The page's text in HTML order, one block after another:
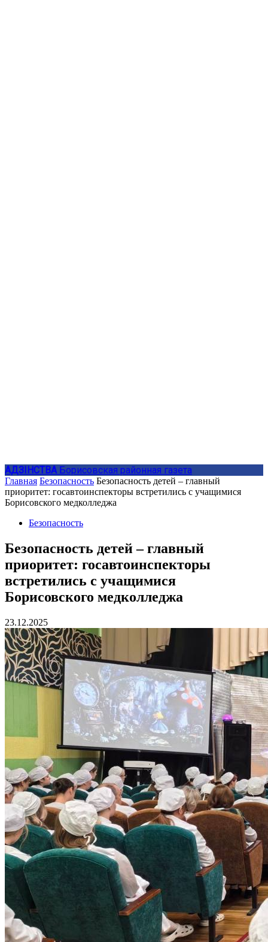
АДЗIНСТВА Борисовская районная газета
Главная Безопасность Безопасность детей – главный
приоритет: госавтоинспекторы встретились с учащимися
Борисовского медколледжа
Безопасность
Безопасность детей – главный
приоритет: госавтоинспекторы
встретились с учащимися
Борисовского медколледжа
23.12.2025